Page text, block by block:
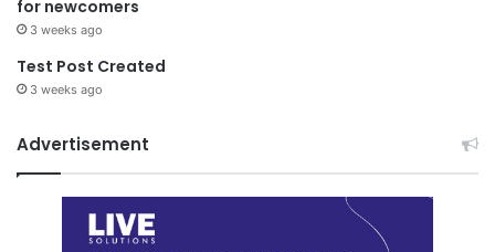
for newcomers
3 weeks ago
Test Post Created
3 weeks ago
Advertisement